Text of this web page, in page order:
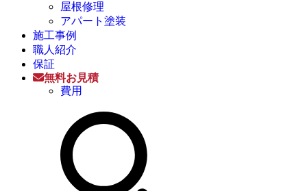
屋根修理
アパート塗装
施工事例
職人紹介
保証
無料お見積
費用